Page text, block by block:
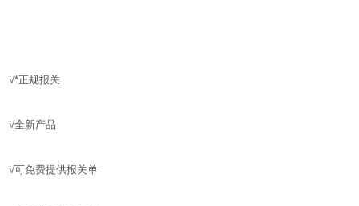
√*正规报关
√全新产品
√可免费提供报关单